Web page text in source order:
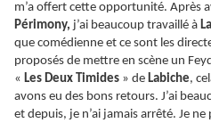
m’a offert cette opportunité. Après
Périmony, j’ai beaucoup travaillé à
que comédienne et ce sont les
proposés de mettre en scène un
« Les Deux Timides » de Labiche,
avons eu des bons retours. J’ai
et depuis, je n’ai jamais arrêté. Je